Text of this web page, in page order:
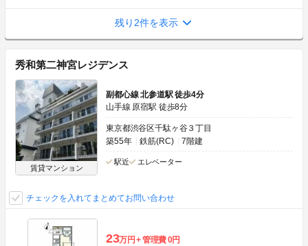
残り2件を表示
秀和第二神宮レジデンス
賃貸マンション
副都心線 北参道駅 徒歩4分
山手線 原宿駅 徒歩8分
東京都渋谷区千駄ヶ谷３丁目
築55年
鉄筋(RC) 7階建
駅近 エレベーター
チェックを入れてまとめてお問い合わせ
23万円 管理費0円